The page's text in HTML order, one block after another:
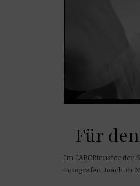
Für
Im LABORfenster der
Fotografen Joachim